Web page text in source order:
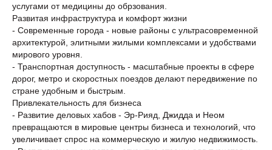
услугами от медицины до обрзования.
Развитая инфраструктура и комфорт жизни
- Современные города - новые районы с ультрасовременной
архитектурой, элитными жилыми комплексами и удобствами
мирового уровня.
- Транспортная доступность - масштабные проекты в сфере
дорог, метро и скоростных поездов делают передвижение по
стране удобным и быстрым.
Привлекательность для бизнеса
- Развитие деловых хабов - Эр-Рияд, Джидда и Неом
превращаются в мировые центры бизнеса и технологий, что
увеличивает спрос на коммерческую и жилую недвижимость.